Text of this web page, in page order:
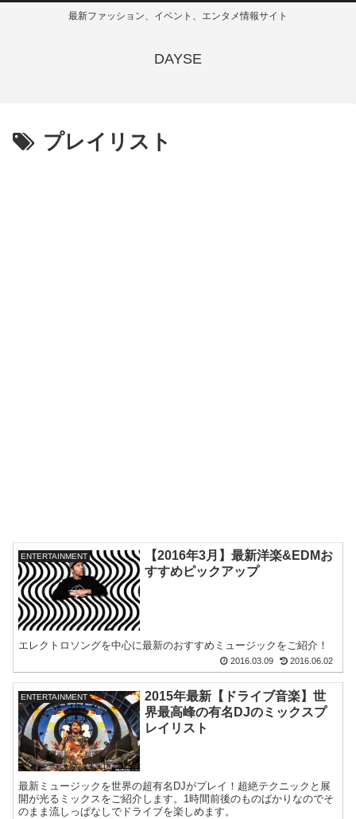
最新ファッション、イベント、エンタメ情報サイト
DAYSE
プレイリスト
ENTERTAINMENT
【2016年3月】最新洋楽&EDMお
すすめピックアップ
エレクトロソングを中心に最新のおすすめミュージックをご紹介！
2016.03.09 2016.06.02
ENTERTAINMENT
2015年最新【ドライブ音楽】世
界最高峰の有名DJのミックスプ
レイリスト
最新ミュージックを世界の超有名DJがプレイ！超絶テクニックと展
開が光るミックスをご紹介します。1時間前後のものばかりなのでそ
のまま流しっぱなしでドライブを楽しめます。